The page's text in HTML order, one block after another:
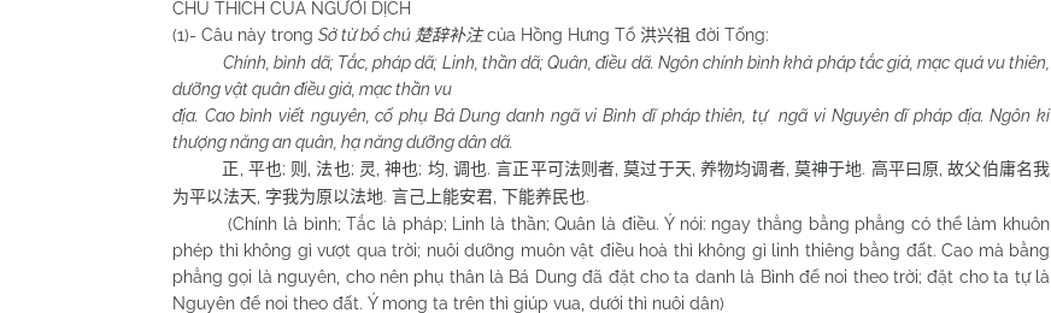
CHÚ THÍCH CỦA NGƯỜI DỊCH
(1)- Câu này trong Sở từ bổ chú 楚辞补注của Hồng Hưng Tổ 洪兴祖 đời Tống:
Chính, bình dã; Tắc, pháp dã; Linh, thần dã; Quân, điều dã. Ngôn chính bình khả pháp tắc giả, mạc quá vu thiên,
dưỡng vật quân điều giả, mạc thần vu
địa. Cao bình viết nguyên, cố phụ Bá Dung danh ngã vi Bình dĩ pháp thiên, tự ngã vi Nguyên dĩ pháp địa. Ngôn kỉ
thượng năng an quân, hạ năng dưỡng dân dã.
正 平也; 则 法也; 灵 ,神也; 均 调也.言正平可法则者 ,莫过于天,养物均调者, 莫神于地. 高平曰原 ,故父伯庸名我
为平以法天 字我为原以法地. 言己上能安君 下能养民也.
(Chính là bình; Tắc là pháp; Linh là thần; Quân là điều. Ý nói: ngay thẳng bằng phẳng có thể làm khuôn
phép thì không gì vượt qua trời; nuôi dưỡng muôn vật điều hoà thì không gì linh thiêng bằng đất. Cao mà bằng
phẳng gọi là nguyên, cho nên phụ thân là Bá Dung đã đặt cho ta danh là Bình để noi theo trời; đặt cho ta tự là
Nguyên để noi theo đất. Ý mong ta trên thì giúp vua, dưới thì nuôi dân)